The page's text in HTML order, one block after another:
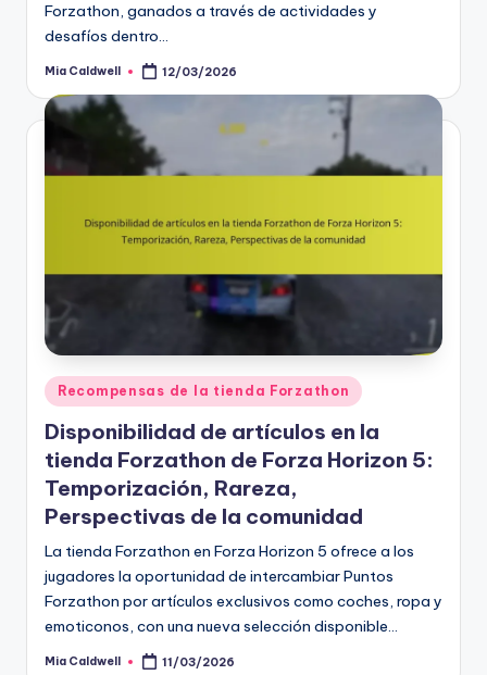
Forzathon, ganados a través de actividades y
desafíos dentro…
Posted
Mia Caldwell 12/03/2026
Posted
in
Recompensas de la tienda Forzathon
Disponibilidad de artículos en la
tienda Forzathon de Forza Horizon 5:
Temporización, Rareza,
Perspectivas de la comunidad
La tienda Forzathon en Forza Horizon 5 ofrece a los
jugadores la oportunidad de intercambiar Puntos
Forzathon por artículos exclusivos como coches, ropa y
emoticonos, con una nueva selección disponible…
Posted
Mia Caldwell 11/03/2026